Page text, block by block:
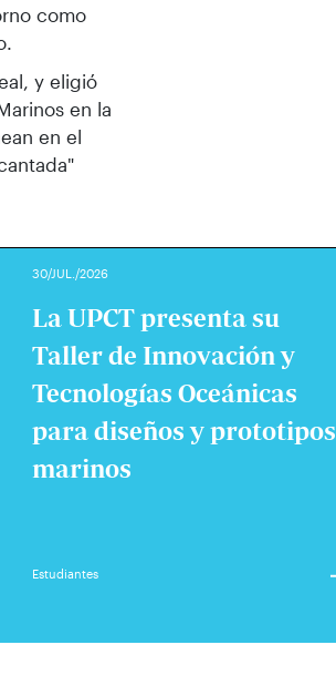
como
y eligió
en la
en el
30/JUL./2026
La UPCT presenta su
Taller de Innovación y
Tecnologías Oceánicas
para diseños y prototipos
marinos
Estudiantes